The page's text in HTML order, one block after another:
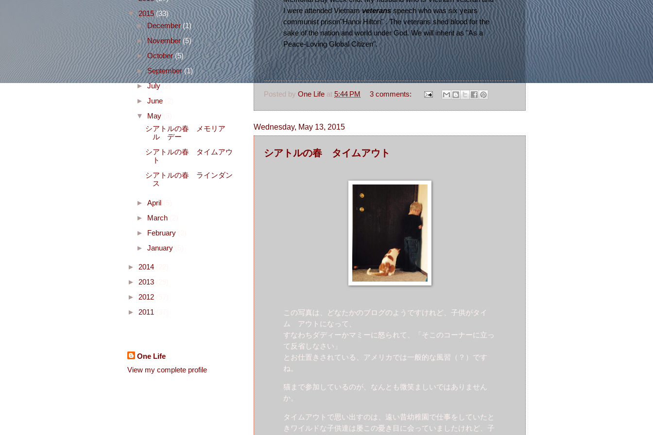
I were attended Vietnamveteransspeech who was six years
communist prison"Hanoi Hilton" . The veterans shed blood for the
sake of the nation and world under God. We will inherit as "As a
Peace-Loving Global Citizen".
Posted by One Life at 5:44 PM 3 comments:
Wednesday, May 13, 2015
シアトルの春 タイムアウト
この写真は、どなたかのブログのようですけれど、子供がタイ
ム アウトになって、
すなわちダディーかマミーに怒られて、「そこのコーナーに立っ
て反省しなさい」
とお仕置きされている、アメリカでは一般的な風習（？）です
ね。
猫まで参加しているのが、なんとも微笑ましいではありません
か。
タイムアウトで思い出すのは、遠い昔幼稚園で仕事をしていたと
きワイルドな子供達は屡この憂き目に会っていましたけれど、子
▼2015(33)
►December(1)
►November(5)
►October(5)
►September(1)
► July
► June
▼
May
シアトルの春 メモリア
ル デー
シアトルの春 タイムアウ
ト
シアトルの春 ラインダン
ス
► April
► March
► February
► January
► 2014
► 2013
► 2012
► 2011
One Life
View my complete profile